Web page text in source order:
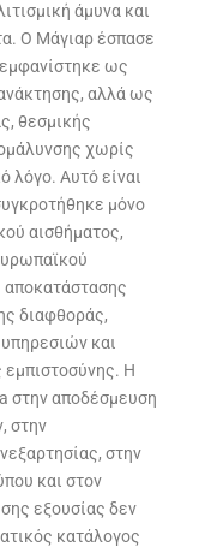
άμυνα και
Ο Μάγιαρ έσπασε
εμφανίστηκε ως
αλλά ως
θεσμικής
χωρίς
λόγο. Αυτό είναι
μόνο
αισθήματος,
αποκατάστασης
διαφθοράς,
και
Η
στην αποδέσμευση
στην
στην
και στον
εξουσίας δεν
κατάλογος